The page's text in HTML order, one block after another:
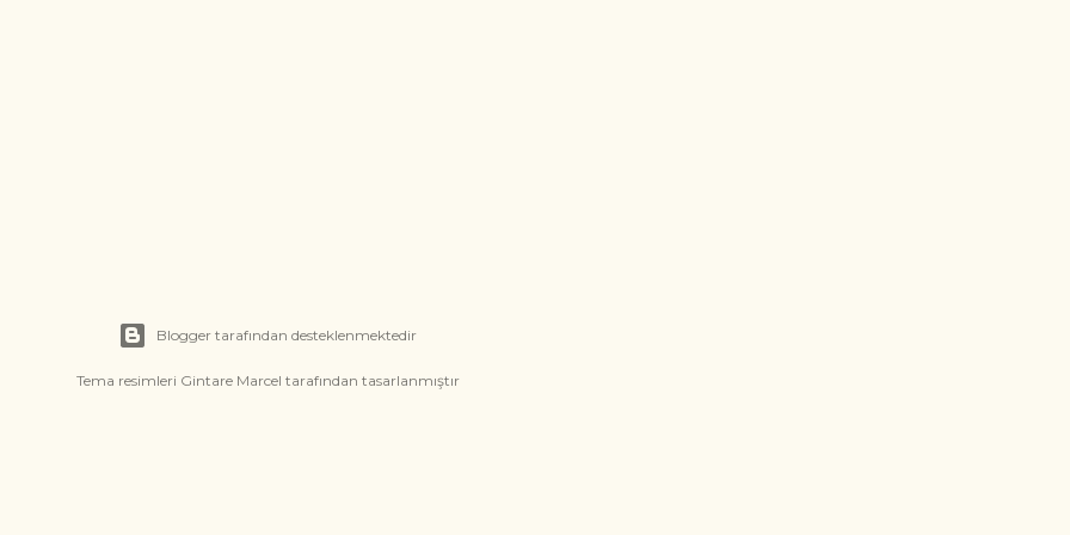
Blogger tarafından desteklenmektedir
Tema resimleri Gintare Marcel tarafından tasarlanmıştır